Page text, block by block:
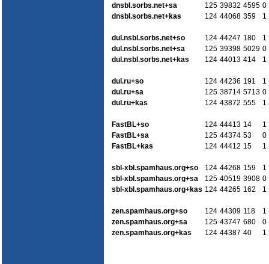
dnsbl.sorbs.net+sa
125 39832 4595 0
dnsbl.sorbs.net+kas
124 44068 359 1
dul.nsbl.sorbs.net+so 124 44247 180
1
dul.nsbl.sorbs.net+sa
125 39398 5029 0
dul.nsbl.sorbs.net+kas
124 44013 414 1
dul.ru+so 124 44236 191
1
dul.ru+sa
125 38714 5713 0
dul.ru+kas
124 43872 555 1
FastBL+so 124 44413 14
1
FastBL+sa
125 44374 53
0
FastBL+kas
124 44412 15 1
sbl-xbl.spamhaus.org+so 124 44268 159
1
sbl-xbl.spamhaus.org+sa
125 40519 3908 0
sbl-xbl.spamhaus.org+kas 124 44265 162 1
zen.spamhaus.org+so 124 44309 118
1
zen.spamhaus.org+sa
125 43747 680
0
zen.spamhaus.org+kas
124 44387 40 1